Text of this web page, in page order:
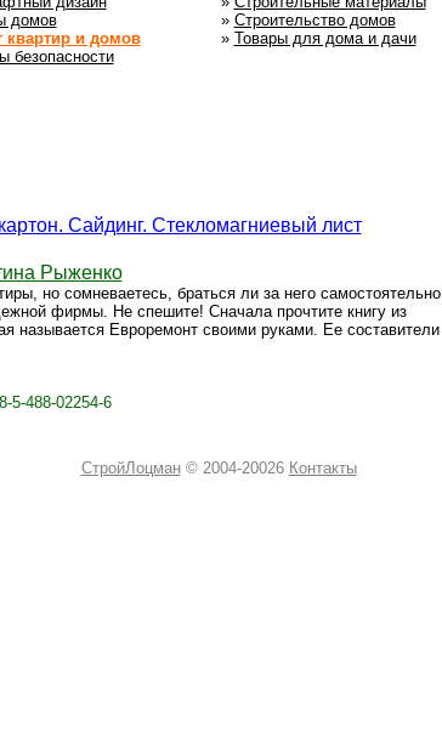
домов
квартир и домов
безопасности
» Строительство домов
» Товары для дома и дачи
Сайдинг. Стекломагниевый лист
Рыженко
но сомневаетесь, браться ли за него самостоятельно
фирмы. Не спешите! Сначала прочтите книгу из
называется Евроремонт своими руками. Ее составители
5-488-02254-6
СтройЛоцман © 2004-20026 Контакты